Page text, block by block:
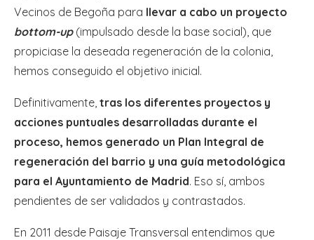
Vecinos de Begoña para llevar a cabo un proyecto
bottom-up(impulsado desde la base social), que
propiciase la deseada regeneración de la colonia,
hemos conseguido el objetivo inicial.
Definitivamente, tras los diferentes proyectos y
acciones puntuales desarrolladas durante el
proceso, hemos generado un Plan Integral de
regeneración del barrio y una guía metodológica
para el Ayuntamiento de Madrid. Eso sí, ambos
pendientes de ser validados y contrastados.
En 2011 desde Paisaje Transversal entendimos que